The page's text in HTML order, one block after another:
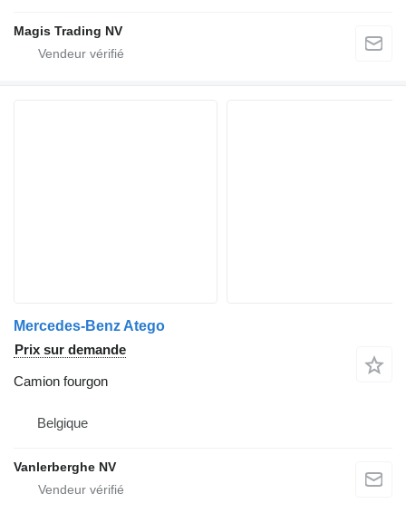
Magis Trading NV
Mercedes-Benz Atego
Prix sur demande
Camion fourgon
Belgique
Vanlerberghe NV